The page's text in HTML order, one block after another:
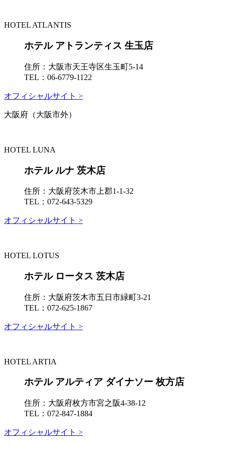
HOTEL ATLANTIS
ホテル アトランティス 生玉店
住所： 大阪市天王寺区生玉町5-14
TEL： 06-6779-1122
オフィシャルサイト >
大阪府（大阪市外）
HOTEL LUNA
ホテル ルナ 茨木店
住所： 大阪府茨木市上郡1-1-32
TEL： 072-643-5329
オフィシャルサイト >
HOTEL LOTUS
ホテル ロータス 茨木店
住所： 大阪府茨木市五日市緑町3-21
TEL： 072-625-1867
オフィシャルサイト >
HOTEL ARTIA
ホテル アルティア ダイナソー 枚方店
住所： 大阪府枚方市宮之阪4-38-12
TEL： 072-847-1884
オフィシャルサイト >